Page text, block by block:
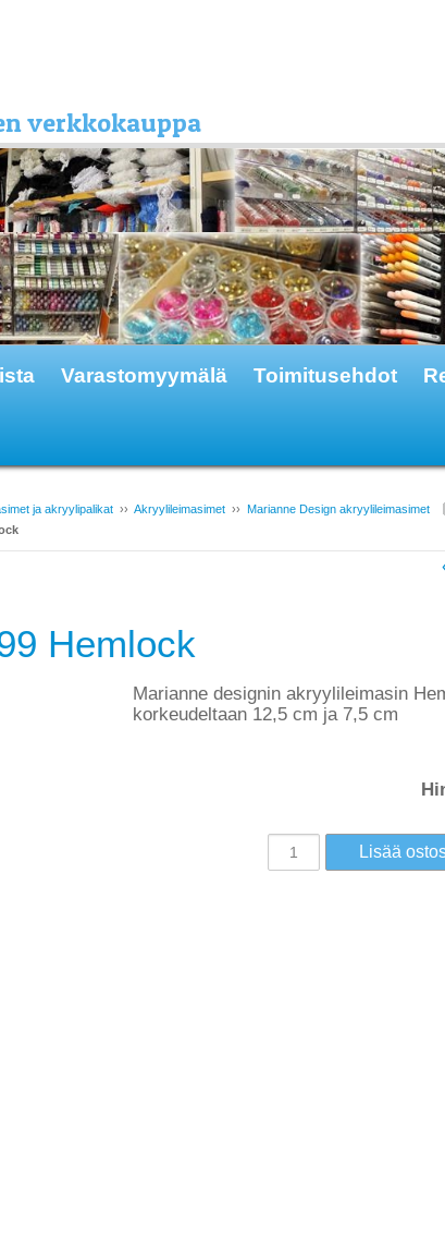
verkkokauppa
Varastomyymälä Toimitusehdot
ja akryylipalikat ›› Akryylileimasimet ›› Marianne Design akryylileimasimet
Hemlock
Marianne designin akryylileimasin
korkeudeltaan 12,5 cm ja 7,5 cm